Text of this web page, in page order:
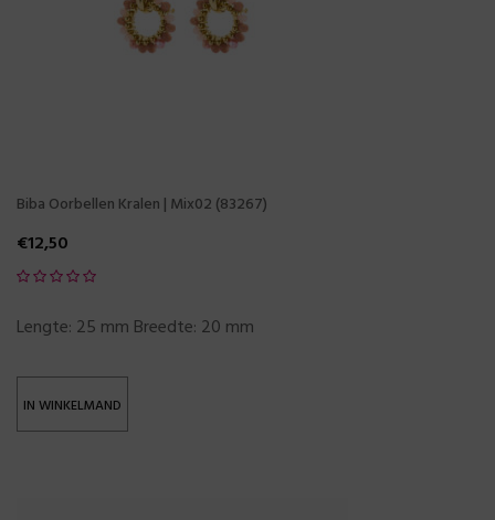
Biba Oorbellen Kralen | Mix02 (83267)
€12,50
Lengte: 25 mm Breedte: 20 mm
IN WINKELMAND